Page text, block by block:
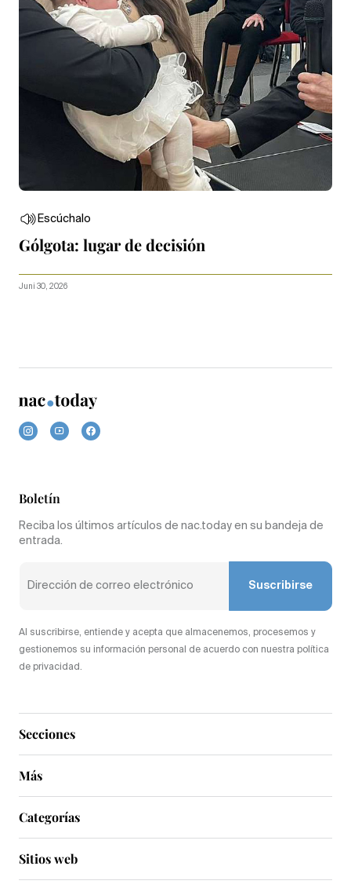
Escúchalo
Gólgota: lugar de decisión
Juni 30, 2026
Secciones
Más
Boletín
Reciba los últimos artículos de nac.today en su bandeja de
entrada.
Suscribirse
Al suscribirse, entiende y acepta que almacenemos, procesemos y
gestionemos su información personal de acuerdo con nuestra política
de privacidad.
Categorías
Sitios web